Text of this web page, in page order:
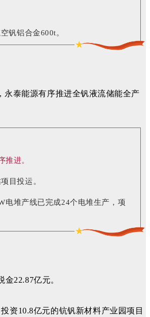
钒铝合金600t。
永泰能源有序推进全钒液流储能全产
推进。
目投运。
电堆产线已完成24个电堆生产，项
22.87亿元。
投资10.8亿元的钪钒新材料产业园项目